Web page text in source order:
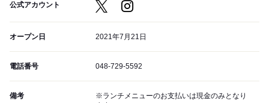
公式アカウント
オープン日 2021年7月21日
電話番号 048-729-5592
備考
※ランチメニューのお支払いは現金のみとなり